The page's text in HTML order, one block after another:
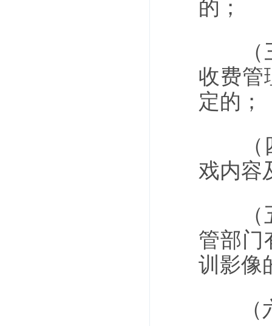
的；
（三
收费管
定的；
（四
戏内容
（五
管部门
训影像
（六